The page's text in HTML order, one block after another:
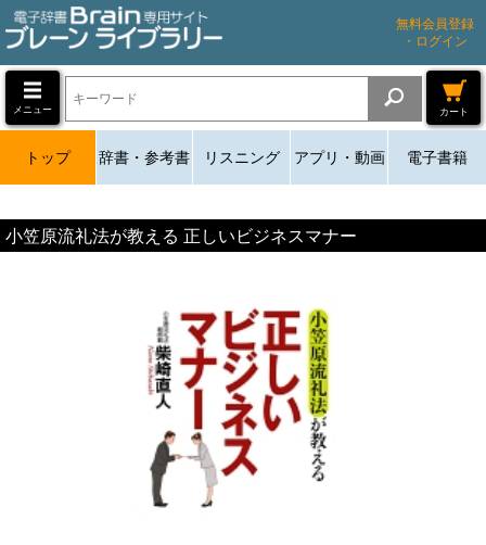
無料会員登録
・ログイン
メニュー カート
トップ 辞書・参考書 リスニング アプリ・動画 電子書籍
小笠原流礼法が教える 正しいビジネスマナー